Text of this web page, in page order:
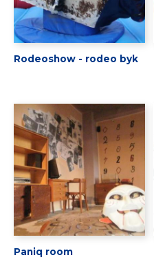
Rodeoshow - rodeo byk
Paniq room